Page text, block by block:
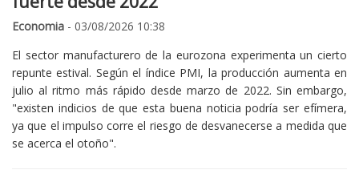
Economia - 03/08/2026 10:38
El sector manufacturero de la eurozona experimenta un cierto
repunte estival. Según el índice PMI, la producción aumenta en
julio al ritmo más rápido desde marzo de 2022. Sin embargo,
"existen indicios de que esta buena noticia podría ser efímera,
ya que el impulso corre el riesgo de desvanecerse a medida que
se acerca el otoño".